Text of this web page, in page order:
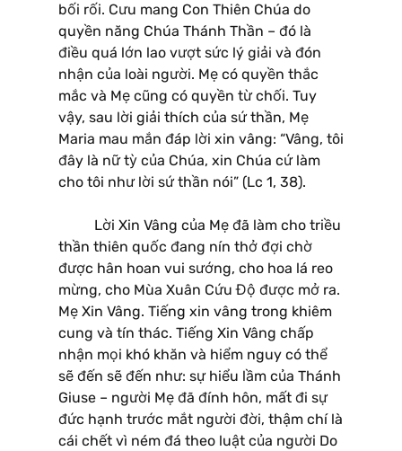
bối rối. Cưu mang Con Thiên Chúa do
quyền năng Chúa Thánh Thần – đó là
điều quá lớn lao vượt sức lý giải và đón
nhận của loài người. Mẹ có quyền thắc
mắc và Mẹ cũng có quyền từ chối. Tuy
vậy, sau lời giải thích của sứ thần, Mẹ
Maria mau mắn đáp lời xin vâng: “Vâng, tôi
đây là nữ tỳ của Chúa, xin Chúa cứ làm
cho tôi như lời sứ thần nói” (Lc 1, 38).
Lời Xin Vâng của Mẹ đã làm cho triều
thần thiên quốc đang nín thở đợi chờ
được hân hoan vui sướng, cho hoa lá reo
mừng, cho Mùa Xuân Cứu Độ được mở ra.
Mẹ Xin Vâng. Tiếng xin vâng trong khiêm
cung và tín thác. Tiếng Xin Vâng chấp
nhận mọi khó khăn và hiểm nguy có thể
sẽ đến sẽ đến như: sự hiểu lầm của Thánh
Giuse – người Mẹ đã đính hôn, mất đi sự
đức hạnh trước mắt người đời, thậm chí là
cái chết vì ném đá theo luật của người Do